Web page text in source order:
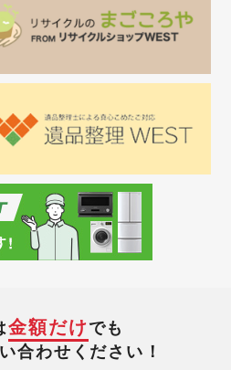
金額だけ でも
合わせください！